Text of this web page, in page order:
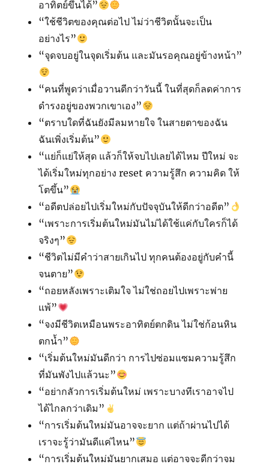
อาทิตย์ขึ้นได้”
“ใช้ชีวิตของคุณต่อไป ไม่ว่าชีวิตนั้นจะเป็น
อย่างไร”
“จุดจบอยู่ในจุดเริ่มต้น และมันรอคุณอยู่ข้างหน้า”
“คนที่พูดว่าเมื่อวานดีกว่าวันนี้ ในที่สุดก็ลดค่าการ
ดำรงอยู่ของพวกเขาเอง”
“ตราบใดที่ฉันยังมีลมหายใจ ในสายตาของฉัน
ฉันเพิ่งเริ่มต้น”
“แย่ก็แย่ให้สุด แล้วก็ให้จบไปเลยได้ไหม ปีใหม่ จะ
ได้เริ่มใหม่ทุกอย่าง reset ความรู้สึก ความคิด ให้
โตขึ้น”
“อดีตปล่อยไปเริ่มใหม่กับปัจจุบันให้ดีกว่าอดีต”
“เพราะการเริ่มต้นใหม่มันไม่ได้ใช้แค่กับใครก็ได้
จริงๆ”
“ชีวิตไม่มีคำว่าสายเกินไป ทุกคนต้องอยู่กับคำนี้
จนตาย”
“ถอยหลังเพราะเติมใจ ไม่ใช่ถอยไปเพราะพ่าย
แพ้”
“จงมีชีวิตเหมือนพระอาทิตย์ตกดิน ไม่ใช่ก้อนหิน
ตกน้ำ”
“เริ่มต้นใหม่มันดีกว่า การไปซ่อมแซมความรู้สึก
ที่มันพังไปแล้วนะ”
“อย่ากลัวการเริ่มต้นใหม่ เพราะบางทีเราอาจไป
ได้ไกลกว่าเดิม”
“การเริ่มต้นใหม่มันอาจจะยาก แต่ถ้าผ่านไปได้
เราจะรู้ว่ามันดีแค่ไหน”
“การเริ่มต้นใหม่มันยากเสมอ แต่อาจจะดีกว่าจม